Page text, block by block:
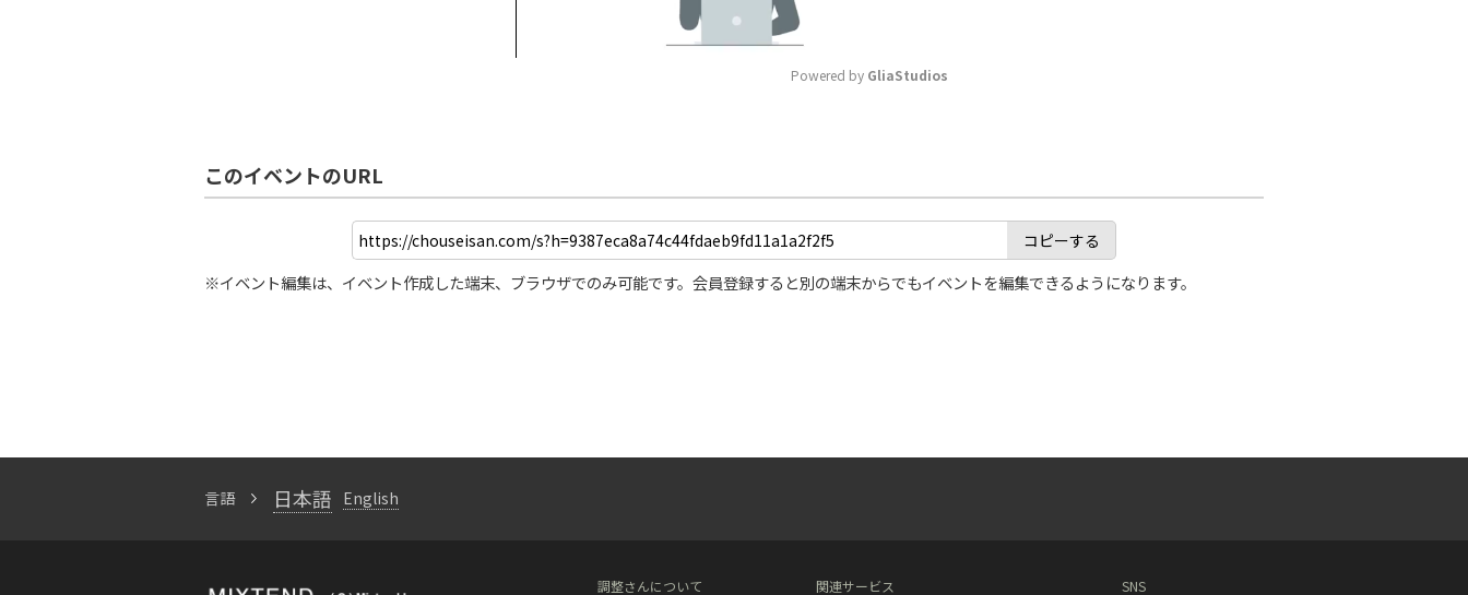
Powered by GliaStudios
このイベントのURL
コピーする
※イベント編集は、イベント作成した端末、ブラウザでのみ可能です。会員登録すると別の端末からでもイベントを編集できるようになります。
言語 日本語 English
調整さんについて 関連サービス SNS